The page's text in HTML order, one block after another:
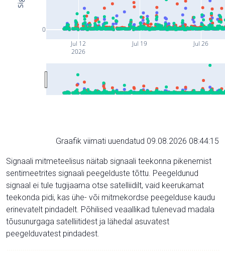
Jul 12
2026
Jul 19 Jul 26
0
Graafik viimati uuendatud 09.08.2026 08:44:15
Signaali mitmeteelisus näitab signaali teekonna pikenemist
sentimeetrites signaali peegelduste tõttu. Peegeldunud
signaal ei tule tugijaama otse satelliidilt, vaid keerukamat
teekonda pidi, kas ühe- või mitmekordse peegelduse kaudu
erinevatelt pindadelt. Põhilised veaallikad tulenevad madala
tõusunurgaga satelliitidest ja lähedal asuvatest
peegelduvatest pindadest.